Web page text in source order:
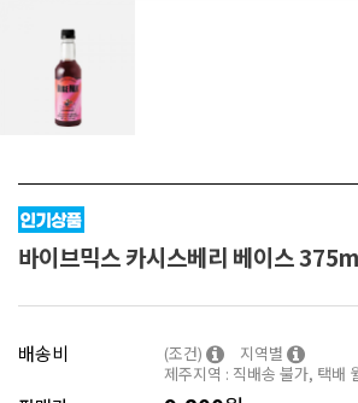
바이브믹스 카시스베리 베이스
배송비 (조건)
지역별
제주지역 : 직배송 불가, 택배